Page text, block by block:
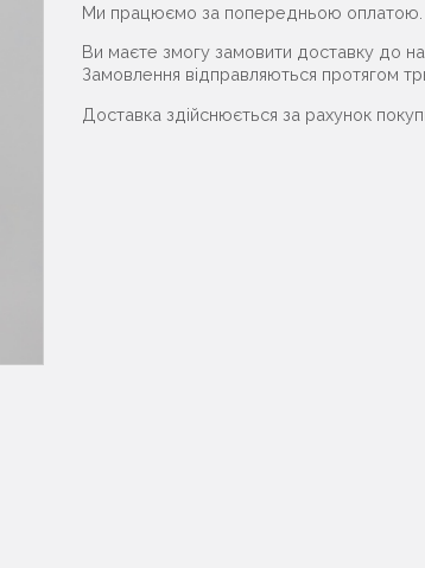
Ми працюємо за попередньою оплатою.
Ви маєте змогу замовити доставку до
Замовлення відправляються протягом
Доставка здійснюється за рахунок